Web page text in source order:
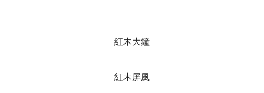
紅木大鐘
紅木屏風